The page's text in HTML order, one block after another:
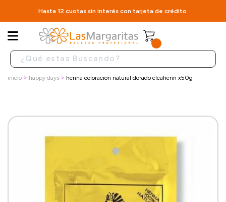
Hasta 12 cuotas sin interés con tarjeta de crédito
inicio happy days henna coloracion natural dorado cleahenn x50g